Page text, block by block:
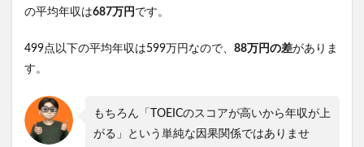
の平均年収は687万円 です。
499点以下の平均年収は599万円なので、 88万円の差がありま
す。
もちろん「TOEICのスコアが高いから年収が上
がる」という単純な因果関係ではありませ